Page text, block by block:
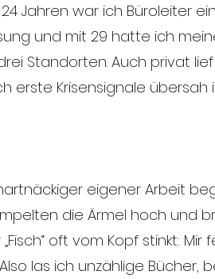
Jahren war ich Büroleiter
und mit 29 hatte ich
Standorten. Auch privat
erste Krisensignale
eigener Arbeit
die Ärmel hoch und
oft vom Kopf stinkt:
las ich unzählige Bücher,